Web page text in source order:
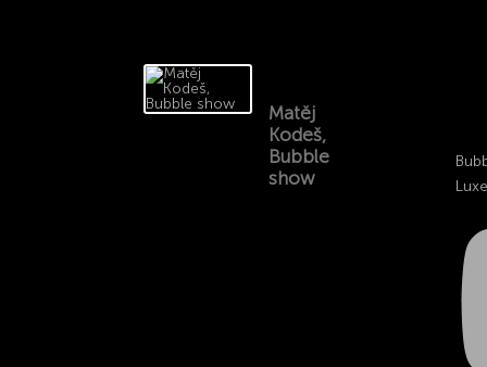
Matěj
Kodeš,
Bubble
show